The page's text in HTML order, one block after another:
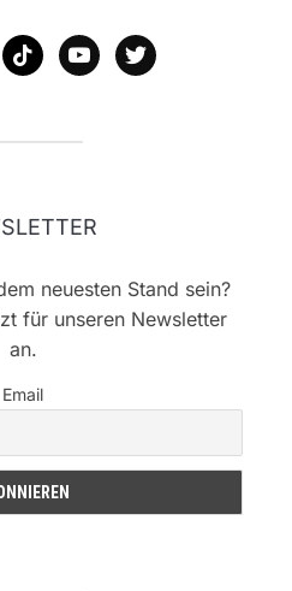
tiktok youtubetwitter
neuesten Stand sein?
für unseren Newsletter
an.
Email